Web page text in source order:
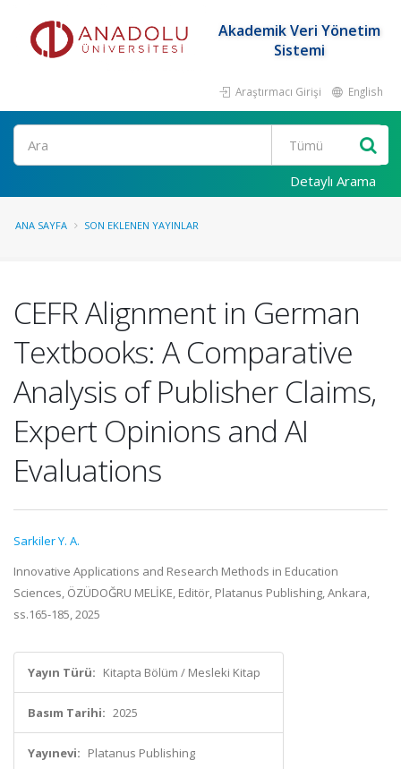
Akademik Veri Yönetim
Sistemi
Araştırmacı Girişi English
Ara
Detaylı Arama
ANA SAYFA SON EKLENEN YAYINLAR
CEFR Alignment in German
Textbooks: A Comparative
Analysis of Publisher Claims,
Expert Opinions and AI
Evaluations
Sarkiler Y. A.
Innovative Applications and Research Methods in Education
Sciences, ÖZÜDOĞRU MELİKE, Editör, Platanus Publishing, Ankara,
ss.165-185, 2025
Yayın Türü: Kitapta Bölüm / Mesleki Kitap
Basım Tarihi: 2025
Yayınevi: Platanus Publishing